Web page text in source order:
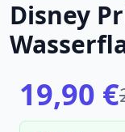
Disney
19,90 €